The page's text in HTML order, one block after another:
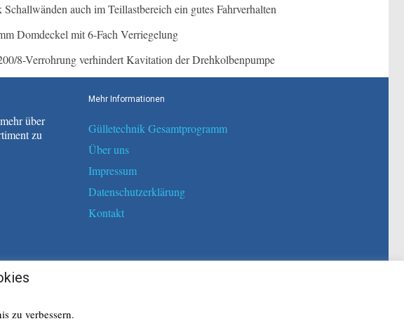
Schallwänden auch im Teillastbereich ein gutes Fahrverhalten
Domdeckel mit 6-Fach Verriegelung
8-Verrohrung verhindert Kavitation der Drehkolbenpumpe
über
zu
Mehr Informationen
Gülletechnik Gesamtprogramm
Über uns
Impressum
Datenschutzerklärung
Kontakt
zu verbessern.